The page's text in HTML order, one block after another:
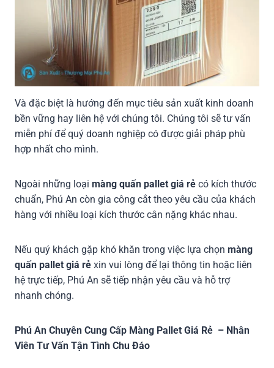
Và đặc biệt là hướng đến mục tiêu sản xuất kinh doanh
bền vững hay liên hệ với chúng tôi. Chúng tôi sẽ tư vấn
miễn phí để quý doanh nghiệp có được giải pháp phù
hợp nhất cho mình.
Ngoài những loại màng quấn pallet giá rẻ có kích thước
chuẩn, Phú An còn gia công cắt theo yêu cầu của khách
hàng với nhiều loại kích thước cân nặng khác nhau.
Nếu quý khách gặp khó khăn trong việc lựa chọn màng
quấn pallet giá rẻ xin vui lòng để lại thông tin hoặc liên
hệ trực tiếp, Phú An sẽ tiếp nhận yêu cầu và hỗ trợ
nhanh chóng.
Phú An Chuyên Cung Cấp Màng Pallet Giá Rẻ – Nhân
Viên Tư Vấn Tận Tình Chu Đáo